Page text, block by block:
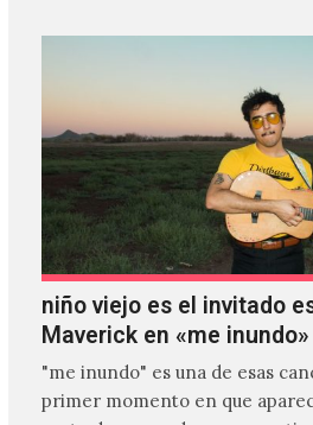
niño viejo es el invitado
Maverick en «me inundo»
"me inundo" es una de esas
primer momento en que